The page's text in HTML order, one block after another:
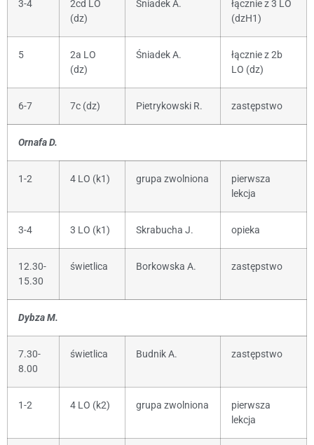
3-4
2cd LO
(dz)
Śniadek A.
łącznie z 3 LO
(dzH1)
5
2a LO
(dz)
Śniadek A.
łącznie z 2b
LO (dz)
6-7 7c (dz) Pietrykowski R. zastępstwo
Ornafa D.
1-2 4 LO (k1) grupa zwolniona
pierwsza
lekcja
3-4 3 LO (k1) Skrabucha J. opieka
12.30-
15.30
świetlica Borkowska A. zastępstwo
Dybza M.
7.30-
8.00
świetlica Budnik A. zastępstwo
1-2 4 LO (k2) grupa zwolniona
pierwsza
lekcja